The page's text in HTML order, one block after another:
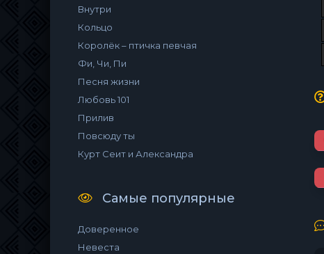
Внутри
Кольцо
Королёк – птичка певчая
Фи, Чи, Пи
Песня жизни
Любовь 101
Прилив
Повсюду ты
Курт Сеит и Александра
Самые популярные
Доверенное
Невеста